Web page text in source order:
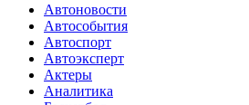
Автоновости
Автособытия
Автоспорт
Автоэксперт
Актеры
Аналитика